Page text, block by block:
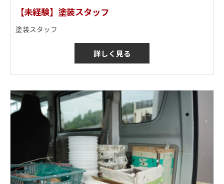
【未経験】塗装スタッフ
塗装スタッフ
詳しく見る